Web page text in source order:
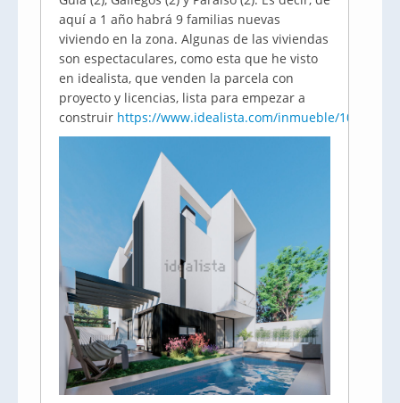
aquí a 1 año habrá 9 familias nuevas
viviendo en la zona. Algunas de las viviendas
son espectaculares, como esta que he visto
en idealista, que venden la parcela con
proyecto y licencias, lista para empezar a
construir https://www.idealista.com/inmueble/